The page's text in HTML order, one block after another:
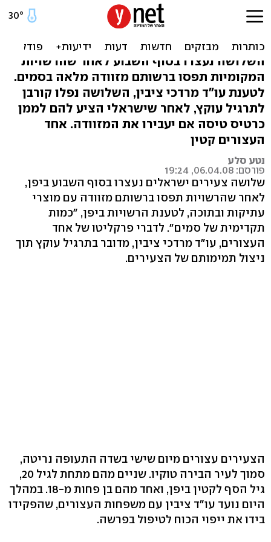
3 צעירים ישראלים נעצרו
ביפן עם מזוודת סמים
השלושה נעצרו בסוף השבוע לאחר שהרשויות
המקומיות תפסו ברשותם מזוודה מלאה בסמים.
לטענת עו"ד מרדכי ציבין, השלושה נפלו קורבן
לתרגיל עוקץ, לאחר שישראלי הציע להם לממן
כרטיס טיסה אם יעבירו את המזוודה. אחד
העצורים קטין
נטע סלע
פורסם: 06.04.08, 19:24
שלושה צעירים ישראלים נעצרו בסוף השבוע ביפן,
לאחר שהרשויות תפסו ברשותם מזוודה עם מוצרי
עתיקות ובתוכה, לטענת הרשויות ביפן, "כמות
תקדימית של סמים". לדברי פרקליטו של אחד
העצורים, עו"ד מרדכי ציבין, מדובר בתרגיל עוקץ תוך
ניצול תמימותם של הצעירים.
הצעירים עצורים מיום שישי בשדה התעופה נריטה,
סמוך לעיר הבירה טוקיו. שניים מהם מתחת לגיל 20,
גיל הסף לקטין ביפן, ואחד מהם בן פחות מ-18. במהלך
היום נועד עו"ד ציבין עם משפחות העצורים, שהפקידו
בידו את ייפוי הכוח לטיפול בפרשה.